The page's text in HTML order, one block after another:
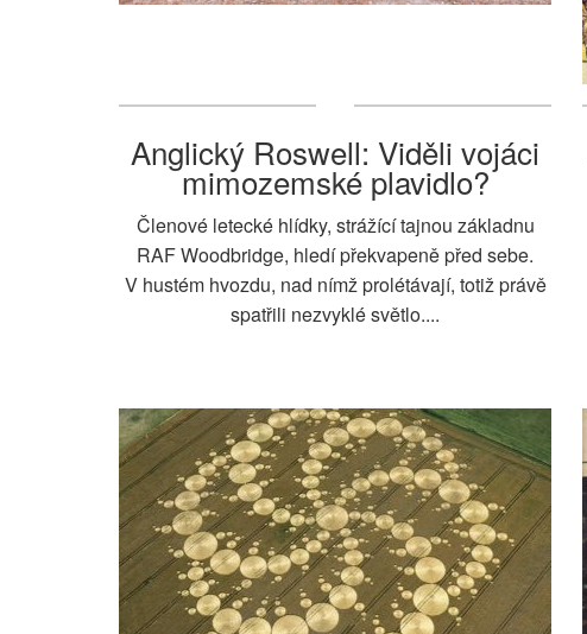
Anglický Roswell: Viděli vojáci
mimozemské plavidlo?
Členové letecké hlídky, strážící tajnou základnu
RAF Woodbridge, hledí překvapeně před sebe.
V hustém hvozdu, nad nímž prolétávají, totiž právě
spatřili nezvyklé světlo....